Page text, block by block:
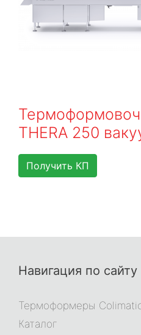
THERA 250
Получить КП
Навигация по сайту
Термоформеры
Каталог